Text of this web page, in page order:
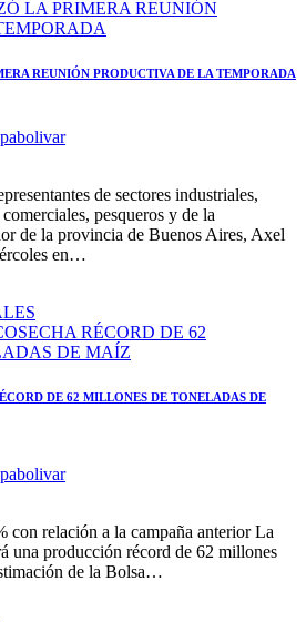
REUNIÓN PRODUCTIVA DE LA TEMPORADA
de sectores industriales,
pesqueros y de la
de la provincia de Buenos Aires, Axel
en…
DE 62 MILLONES DE TONELADAS DE
con relación a la campaña anterior La
una producción récord de 62 millones
de la Bolsa…